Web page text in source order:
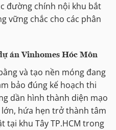
đường chính nội khu bắt
vững chắc cho các phân
án Vinhomes Hóc Môn
và tạo nền móng đang
bảo đúng kế hoạch thi
dần hình thành diện mạo
hứa hẹn trở thành tâm
tại khu Tây TP.HCM trong